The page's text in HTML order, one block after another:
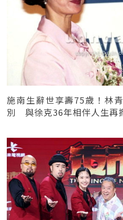
施南生辭世享壽75歲！林
別 與徐克36年相伴人生再